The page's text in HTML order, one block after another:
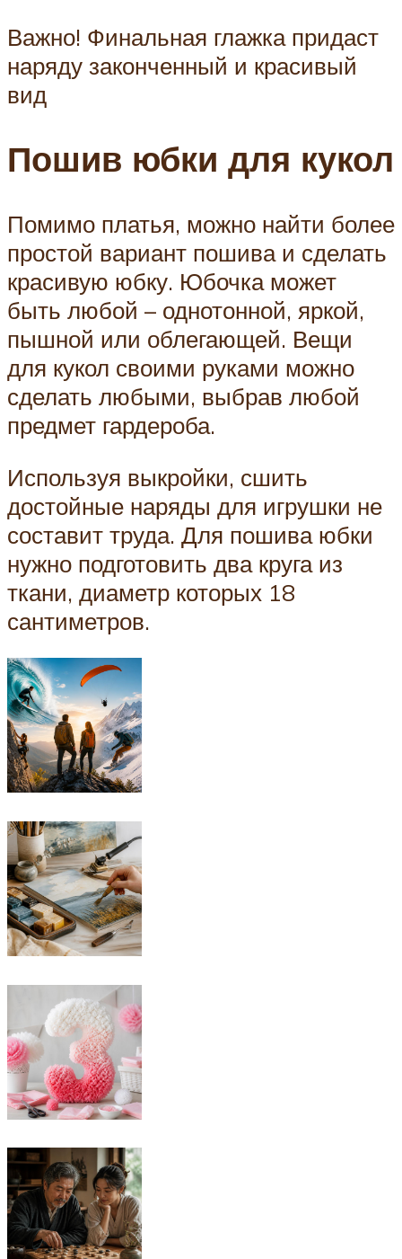
Важно! Финальная глажка придаст
наряду законченный и красивый
вид
Пошив юбки для кукол
Помимо платья, можно найти более
простой вариант пошива и сделать
красивую юбку. Юбочка может
быть любой – однотонной, яркой,
пышной или облегающей. Вещи
для кукол своими руками можно
сделать любыми, выбрав любой
предмет гардероба.
Используя выкройки, сшить
достойные наряды для игрушки не
составит труда. Для пошива юбки
нужно подготовить два круга из
ткани, диаметр которых 18
сантиметров.